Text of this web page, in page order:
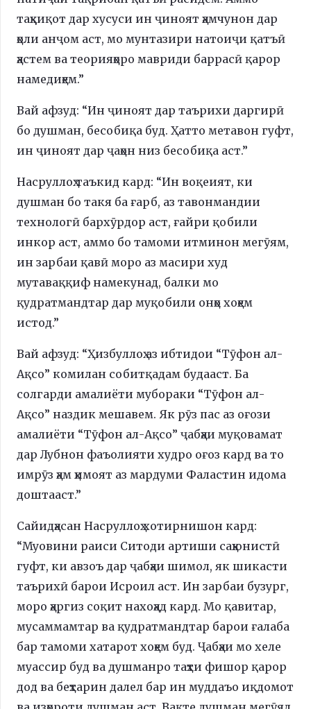
таҳқиқот дар хусуси ин ҷиноят ҳамчунон дар
ҳоли анҷом аст, мо мунтазири натоиҷи қатъӣ
ҳастем ва теорияҳоро мавриди баррасӣ қарор
намедиҳем.”
Вай афзуд: “Ин ҷиноят дар таърихи даргирӣ
бо душман, бесобиқа буд. Ҳатто метавон гуфт,
ин ҷиноят дар ҷаҳон низ бесобиқа аст.”
Насруллоҳ таъкид кард: “Ин воқеият, ки
душман бо такя ба ғарб, аз тавонмандии
технологӣ бархӯрдор аст, ғайри қобили
инкор аст, аммо бо тамоми итминон мегӯям,
ин зарбаи қавӣ моро аз масири худ
мутаваққиф намекунад, балки мо
қудратмандтар дар муқобили онҳо хоҳем
истод.”
Вай афзуд: “Ҳизбуллоҳ аз ибтидои “Тӯфон ал-
Ақсо” комилан собитқадам будааст. Ба
солгарди амалиёти мубораки “Тӯфон ал-
Ақсо” наздик мешавем. Як рӯз пас аз оғози
амалиёти “Тӯфон ал-Ақсо” ҷабҳаи муқовамат
дар Лубнон фаъолияти худро оғоз кард ва то
имрӯз ҳам ҳимоят аз мардуми Фаластин идома
доштааст.”
Сайидҳасан Насруллоҳ хотирнишон кард:
“Муовини раиси Ситоди артиши саҳюнистӣ
гуфт, ки авзоъ дар ҷабҳаи шимол, як шикасти
таърихӣ барои Исроил аст. Ин зарбаи бузург,
моро ҳаргиз соқит нахоҳад кард. Мо қавитар,
мусаммамтар ва қудратмандтар барои ғалаба
бар тамоми хатарот хоҳем буд. Ҷабҳаи мо хеле
муассир буд ва душманро таҳти фишор қарор
дод ва беҳтарин далел бар ин муддаъо иқдомот